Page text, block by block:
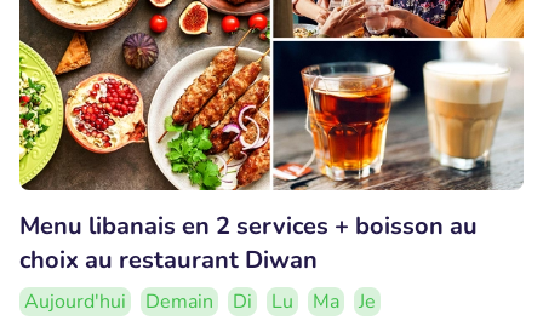
Menu libanais en 2 services + boisson au
choix au restaurant Diwan
Aujourd'hui Demain Di Lu Ma
Je